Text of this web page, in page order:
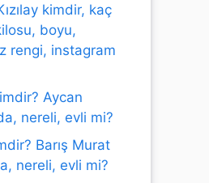
kimdir, kaç
boyu,
rengi, instagram
Aycan
nereli, evli mi?
Barış Murat
nereli, evli mi?